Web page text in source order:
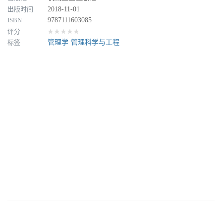
出版时间
2018-11-01
ISBN
9787111603085
评分
★★★★★
标签 管理学 管理科学与工程